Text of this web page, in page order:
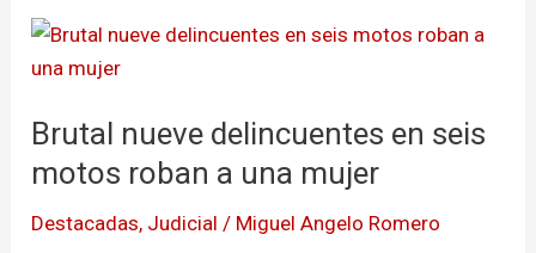
Brutal nueve delincuentes en seis
motos roban a una mujer
Destacadas, Judicial / Miguel Angelo Romero
Brutal
nueve
en
seis
roban